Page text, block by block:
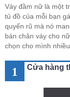
Váy đầm nữ là một
tủ đồ của mỗi bạn
quyến rũ mà nó
bán chân váy cho
chọn cho mình
1 Cửa hàng